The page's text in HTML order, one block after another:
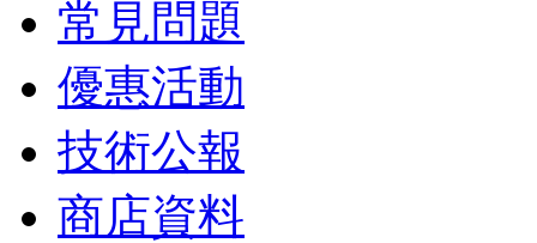
常見問題
優惠活動
技術公報
商店資料